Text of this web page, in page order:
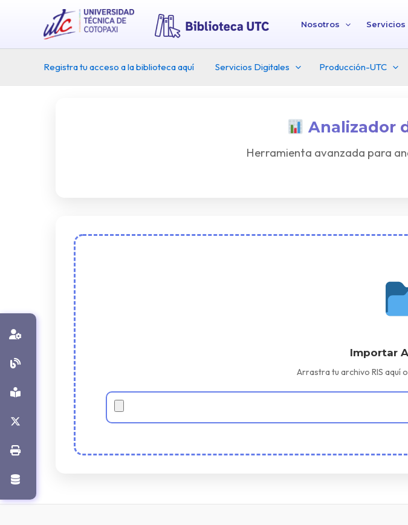
Nosotros Servicios
Registra tu acceso a la biblioteca aquí Servicios Digitales Producción-UTC
Analizador
Herramienta avanzada para
Importar
Arrastra tu archivo RIS aquí